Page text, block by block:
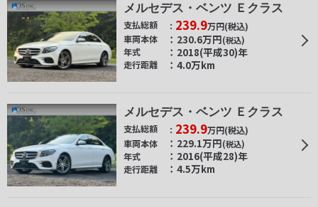
メルセデス・ベンツ Ｅクラス
支払総額 239.9万円(税込)
車両本体
230.6万円(税込)
年式 2018(平成30)年
走行距離 4.0万km
メルセデス・ベンツ Ｅクラス
支払総額 239.9万円(税込)
車両本体
229.1万円(税込)
年式 2016(平成28)年
走行距離 4.5万km